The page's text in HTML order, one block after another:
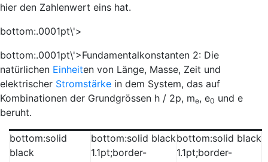
hier den Zahlenwert eins hat.
bottom:.0001pt\'>
bottom:.0001pt\'>Fundamentalkonstanten 2: Die
natürlichen Einheiten von Länge, Masse, Zeit und
elektrischer Stromstärke in dem System, das auf
Kombinationen der Grundgrössen h / 2p, me, e0 und e
beruht.
bottom:solid
black
bottom:solid black
1.1pt;border-
bottom:solid black
1.1pt;border-